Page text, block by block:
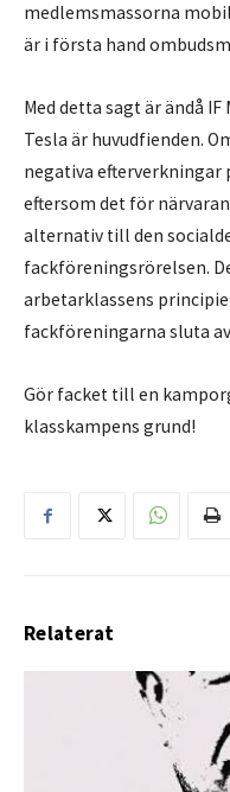
medlemsmassorna
är i första hand
Med detta sagt är ändå
Tesla är huvudfienden.
negativa efterverkningar
eftersom det för
alternativ till den
fackföreningsrörelsen.
arbetarklassens
fackföreningarna sluta
Gör facket till en
klasskampens grund!
Relaterat